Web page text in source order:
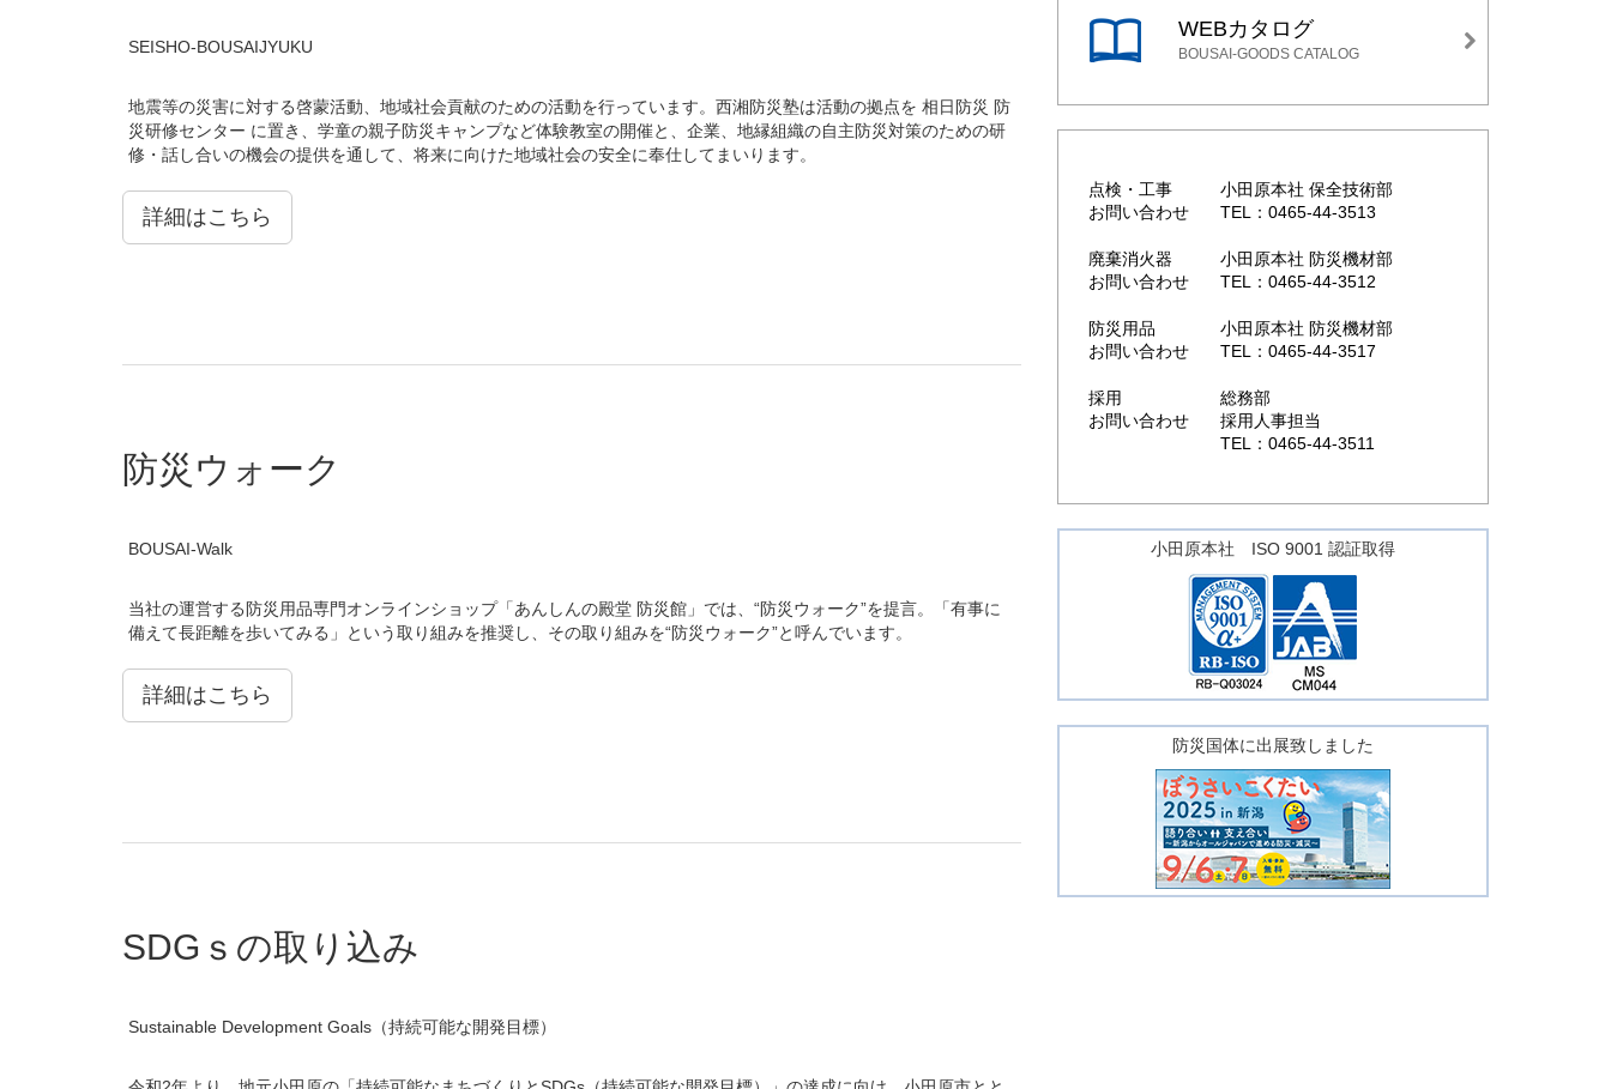
SEISHO-BOUSAIJYUKU
地震等の災害に対する啓蒙活動、地域社会貢献のための活動を行っています。西湘防災塾は活動の拠点を 相日防災 防
災研修センター に置き、学童の親子防災キャンプなど体験教室の開催と、企業、地縁組織の自主防災対策のための研
修・話し合いの機会の提供を通して、将来に向けた地域社会の安全に奉仕してまいります。
詳細はこちら
防災ウォーク
BOUSAI-Walk
当社の運営する防災用品専門オンラインショップ「あんしんの殿堂 防災館」では、“防災ウォーク”を提言。「有事に
備えて長距離を歩いてみる」という取り組みを推奨し、その取り組みを“防災ウォーク”と呼んでいます。
詳細はこちら
SDGｓの取り込み
Sustainable Development Goals（持続可能な開発目標）
WEBカタログ
BOUSAI-GOODS CATALOG
点検・工事
お問い合わせ
小田原本社 保全技術部
TEL：0465-44-3513
廃棄消火器
お問い合わせ
小田原本社 防災機材部
TEL：0465-44-3512
防災用品
お問い合わせ
小田原本社 防災機材部
TEL：0465-44-3517
採用
お問い合わせ
総務部
採用人事担当
TEL：0465-44-3511
小田原本社 ISO 9001 認証取得
防災国体に出展致しました